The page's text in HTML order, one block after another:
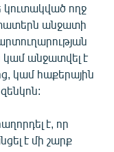
կուտակված ողջ
անջատի
կամ անջատվել է
կամ հաքերային
է, որ
է մի շարք